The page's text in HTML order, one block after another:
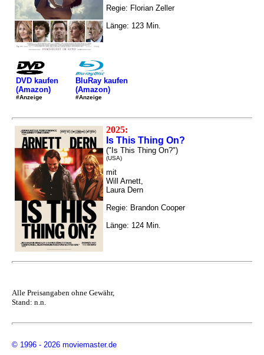
Regie: Florian Zeller
Länge: 123 Min.
DVD kaufen
(Amazon)
#Anzeige
BluRay kaufen
(Amazon)
#Anzeige
2025:
Is This Thing On?
("Is This Thing On?")
(USA)
mit
Will Arnett,
Laura Dern
Regie: Brandon Cooper
Länge: 124 Min.
Alle Preisangaben ohne Gewähr,
Stand: n.n.
© 1996 - 2026 moviemaster.de